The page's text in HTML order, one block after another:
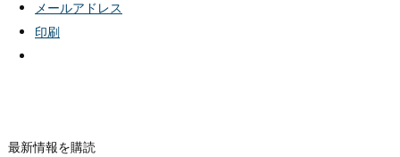
メールアドレス
印刷
最新情報を購読